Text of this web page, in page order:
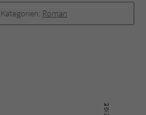
Kategorien: Roman